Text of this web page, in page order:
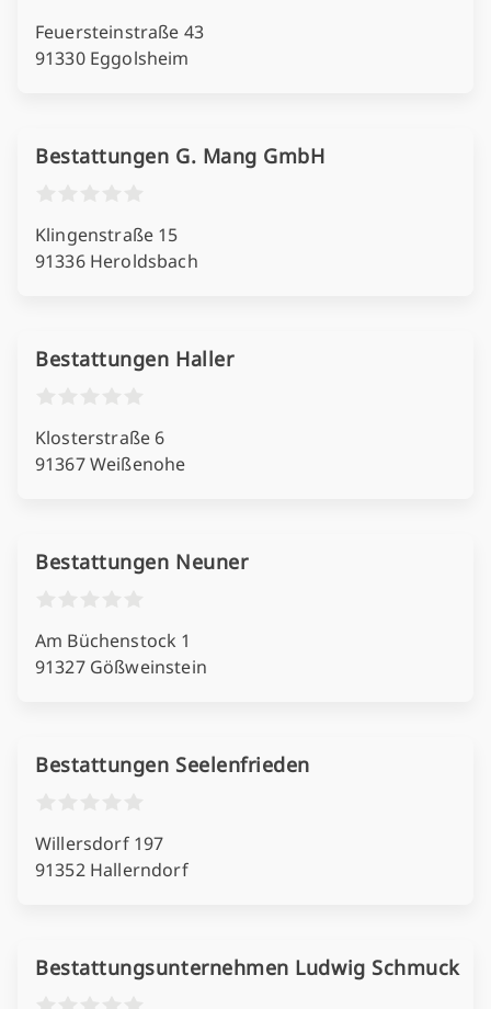
Feuersteinstraße 43
91330 Eggolsheim
Bestattungen G. Mang GmbH
Klingenstraße 15
91336 Heroldsbach
Bestattungen Haller
Klosterstraße 6
91367 Weißenohe
Bestattungen Neuner
Am Büchenstock 1
91327 Gößweinstein
Bestattungen Seelenfrieden
Willersdorf 197
91352 Hallerndorf
Bestattungsunternehmen Ludwig Schmuck